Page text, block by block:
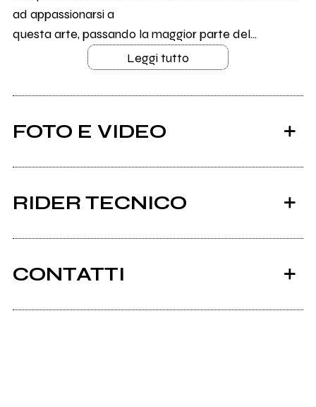
ad appassionarsi a
questa arte, passando la maggior parte del...
Leggi tutto
FOTO E VIDEO
RIDER TECNICO
CONTATTI